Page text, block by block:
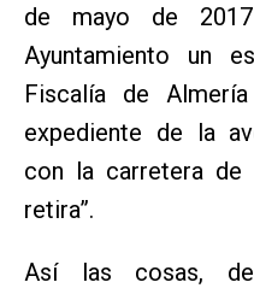
de mayo de
Ayuntamiento un
Fiscalía de
expediente de la
con la carretera
retira”.
Así las cosas,